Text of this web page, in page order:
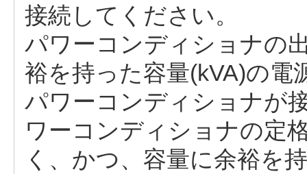
接続してください。
パワーコンディショナの
裕を持った容量(kVA)の電
パワーコンディショナが
ワーコンディショナの定
く、かつ、容量に余裕を